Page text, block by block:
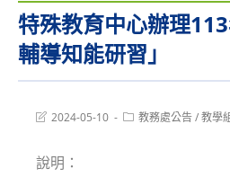
特殊教育中心辦理
輔導知能研習」
Post2024-05-10
Post教務處公告/教學
說明：